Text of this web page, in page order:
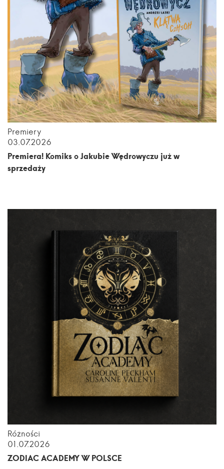
Premiery
03.07.2026
Premiera! Komiks o Jakubie Wędrowyczu już w
sprzedaży
Różności
01.07.2026
ZODIAC ACADEMY W POLSCE